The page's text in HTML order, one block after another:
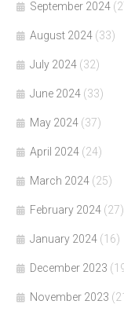
September 2024
August 2024 (33)
July 2024 (32)
June 2024 (33)
May 2024 (37)
April 2024 (24)
March 2024 (25)
February 2024 (27)
January 2024 (16)
December 2023
November 2023